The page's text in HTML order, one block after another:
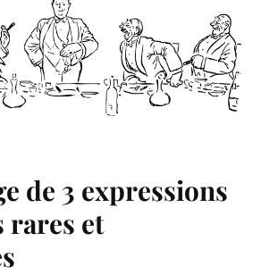
de 3 expressions
rares et